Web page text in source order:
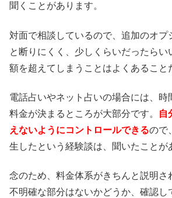
聞くことがあります。
対面で相談しているので、追加のオプ
と断りにくく、少しくらいだったらい
額を超えてしまうことはよくあること
電話占いやネット占いの場合には、時
料金が決まるところが大部分です。
自
えないようにコントロールできるので
生したという経験談は、聞いたことが
念のため、料金体系がきちんと説明さ
不明確な部分はないかどうか、確認し